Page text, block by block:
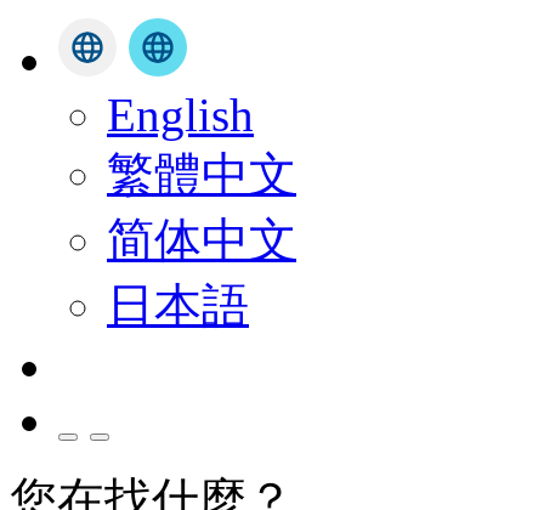
English
繁體中文
简体中文
日本語